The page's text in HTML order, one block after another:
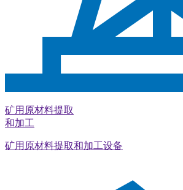
矿用原材料提取
和加工
矿用原材料提取和加工设备